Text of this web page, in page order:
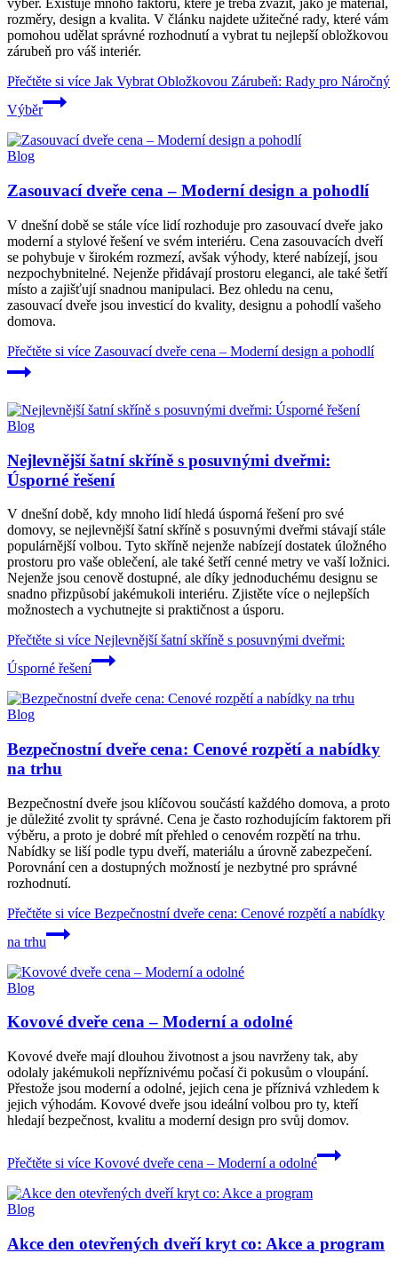
výběr. Existuje mnoho faktorů, které je třeba zvážit, jako je materiál,
rozměry, design a kvalita. V článku najdete užitečné rady, které vám
pomohou udělat správné rozhodnutí a vybrat tu nejlepší obložkovou
zárubeň pro váš interiér.
Přečtěte si více Jak Vybrat Obložkovou Zárubeň: Rady pro Náročný
Výběr
Blog
Zasouvací dveře cena – Moderní design a pohodlí
V dnešní době se stále více lidí rozhoduje pro zasouvací dveře jako
moderní a stylové řešení ve svém interiéru. Cena zasouvacích dveří
se pohybuje v širokém rozmezí, avšak výhody, které nabízejí, jsou
nezpochybnitelné. Nejenže přidávají prostoru eleganci, ale také šetří
místo a zajišťují snadnou manipulaci. Bez ohledu na cenu,
zasouvací dveře jsou investicí do kvality, designu a pohodlí vašeho
domova.
Přečtěte si více Zasouvací dveře cena – Moderní design a pohodlí
Blog
Nejlevnější šatní skříně s posuvnými dveřmi:
Úsporné řešení
V dnešní době, kdy mnoho lidí hledá úsporná řešení pro své
domovy, se nejlevnější šatní skříně s posuvnými dveřmi stávají stále
populárnější volbou. Tyto skříně nejenže nabízejí dostatek úložného
prostoru pro vaše oblečení, ale také šetří cenné metry ve vaší ložnici.
Nejenže jsou cenově dostupné, ale díky jednoduchému designu se
snadno přizpůsobí jakémukoli interiéru. Zjistěte více o nejlepších
možnostech a vychutnejte si praktičnost a úsporu.
Přečtěte si více Nejlevnější šatní skříně s posuvnými dveřmi:
Úsporné řešení
Blog
Bezpečnostní dveře cena: Cenové rozpětí a nabídky
na trhu
Bezpečnostní dveře jsou klíčovou součástí každého domova, a proto
je důležité zvolit ty správné. Cena je často rozhodujícím faktorem při
výběru, a proto je dobré mít přehled o cenovém rozpětí na trhu.
Nabídky se liší podle typu dveří, materiálu a úrovně zabezpečení.
Porovnání cen a dostupných možností je nezbytné pro správné
rozhodnutí.
Přečtěte si více Bezpečnostní dveře cena: Cenové rozpětí a nabídky
na trhu
Blog
Kovové dveře cena – Moderní a odolné
Kovové dveře mají dlouhou životnost a jsou navrženy tak, aby
odolaly jakémukoli nepříznivému počasí či pokusům o vloupání.
Přestože jsou moderní a odolné, jejich cena je příznivá vzhledem k
jejich výhodám. Kovové dveře jsou ideální volbou pro ty, kteří
hledají bezpečnost, kvalitu a moderní design pro svůj domov.
Přečtěte si více Kovové dveře cena – Moderní a odolné
Blog
Akce den otevřených dveří kryt co: Akce a program